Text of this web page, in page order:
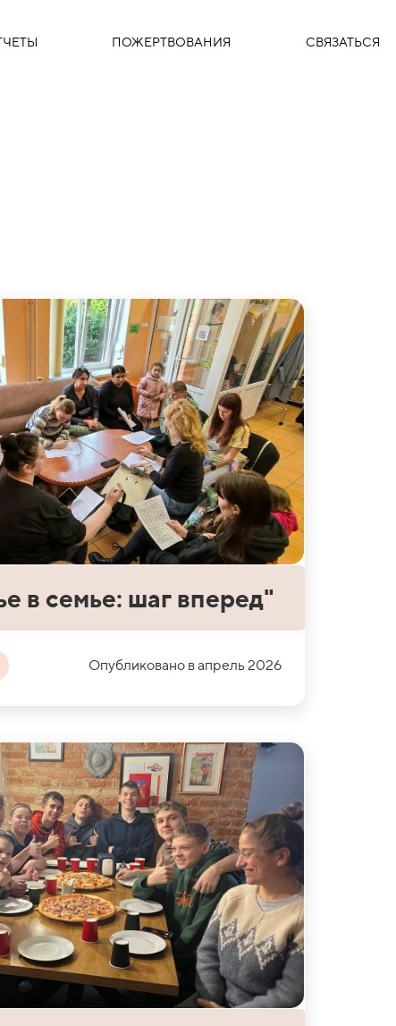
ПОЖЕРТВОВАНИЯ СВЯЗАТЬСЯ
в семье: шаг вперед"
Опубликовано в апрель 2026